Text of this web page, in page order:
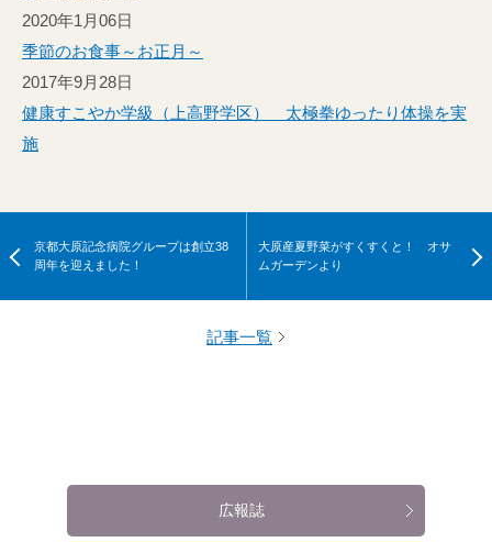
2020年1月06日
季節のお食事～お正月～
2017年9月28日
健康すこやか学級（上高野学区） 太極拳ゆったり体操を実
施
京都大原記念病院グループは創立38
周年を迎えました！
大原産夏野菜がすくすくと！ オサ
ムガーデンより
記事一覧
広報誌